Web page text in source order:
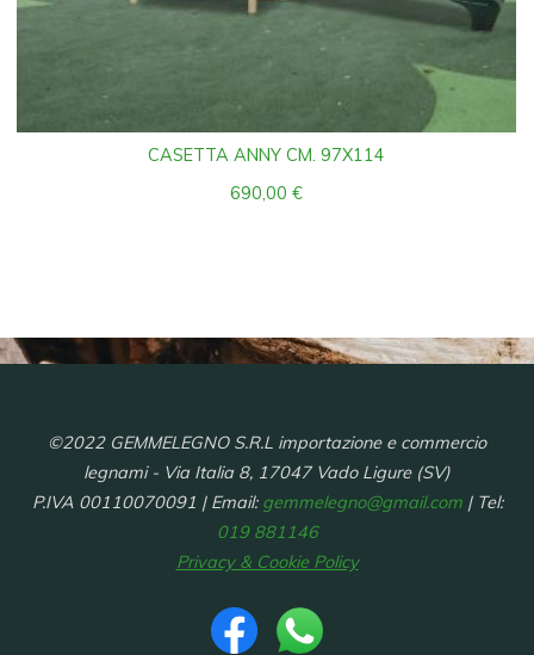
CASETTA ANNY CM. 97X114
690,00€
©2022 GEMMELEGNO S.R.L importazione e commercio
legnami - Via Italia 8, 17047 Vado Ligure (SV)
P.IVA 00110070091 | Email: gemmelegno@gmail.com| Tel:
019 881146
Privacy & Cookie Policy